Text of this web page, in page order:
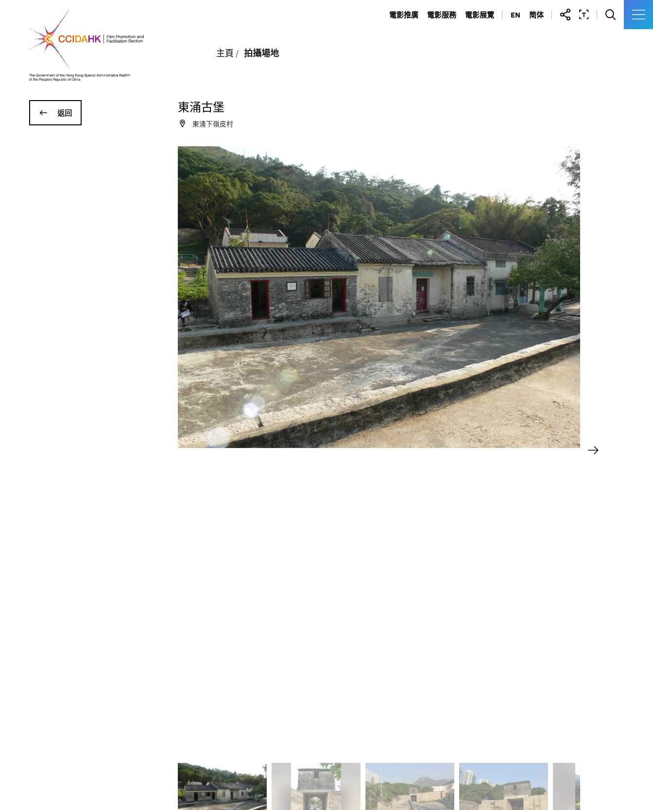
電影推廣
電影服務
電影展覽
EN 简体
主頁 / 拍攝場地
返回 東涌古堡
東涌下嶺皮村